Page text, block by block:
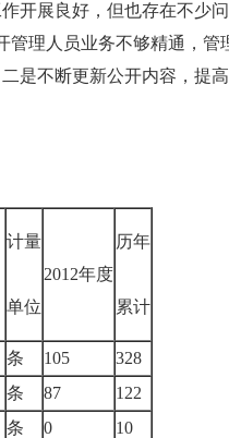
展良好，但也存在不少问
管理人员业务不够精通，
是不断更新公开内容，提
计量
单位
2012年度
历年
累计
条 105
328
条 87
122
条 0
10